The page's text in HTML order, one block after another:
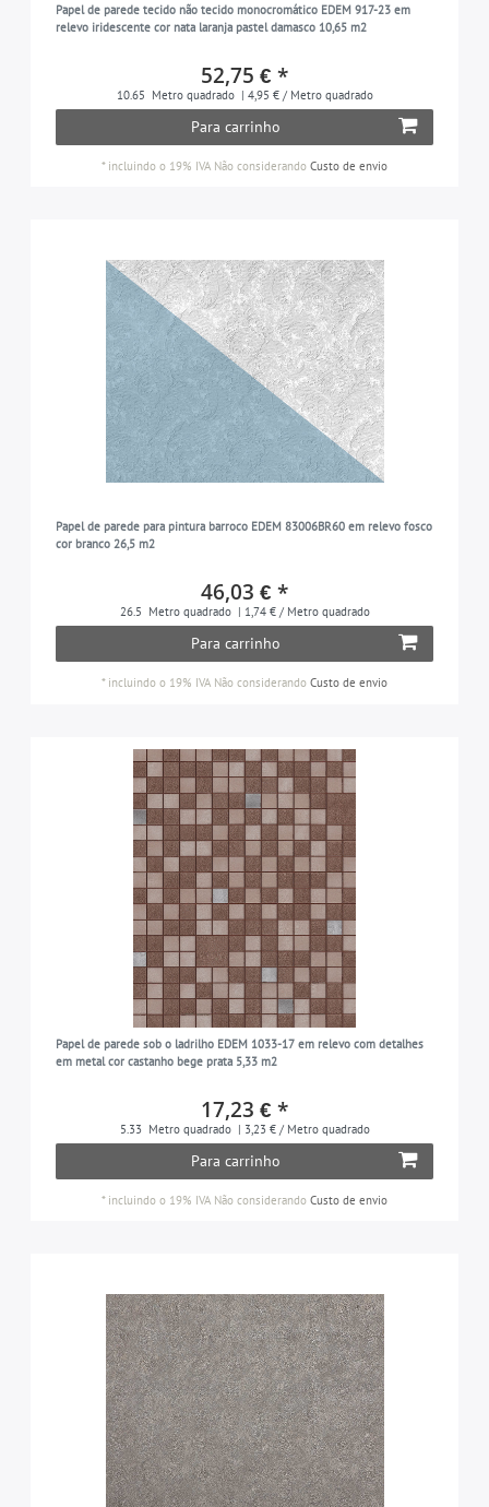
Papel de parede tecido não tecido monocromático EDEM 917-23 em
relevo iridescente cor nata laranja pastel damasco 10,65 m2
52,75 € *
10.65 Metro quadrado | 4,95 € / Metro quadrado
Para carrinho
* incluindo o 19% IVA Não considerando Custo de envio
Papel de parede para pintura barroco EDEM 83006BR60 em relevo fosco
cor branco 26,5 m2
46,03 € *
26.5 Metro quadrado | 1,74 € / Metro quadrado
Para carrinho
* incluindo o 19% IVA Não considerando Custo de envio
Papel de parede sob o ladrilho EDEM 1033-17 em relevo com detalhes
em metal cor castanho bege prata 5,33 m2
17,23 € *
5.33 Metro quadrado | 3,23 € / Metro quadrado
Para carrinho
* incluindo o 19% IVA Não considerando Custo de envio